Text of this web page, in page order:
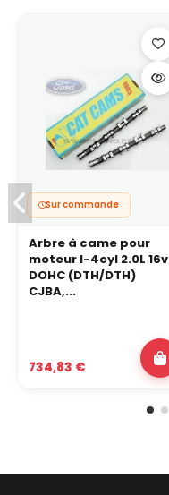
Sur commande
Arbre à came pour
moteur I-4cyl 2.0L 16v
DOHC (DTH/DTH)
CJBA,...
734,83 €